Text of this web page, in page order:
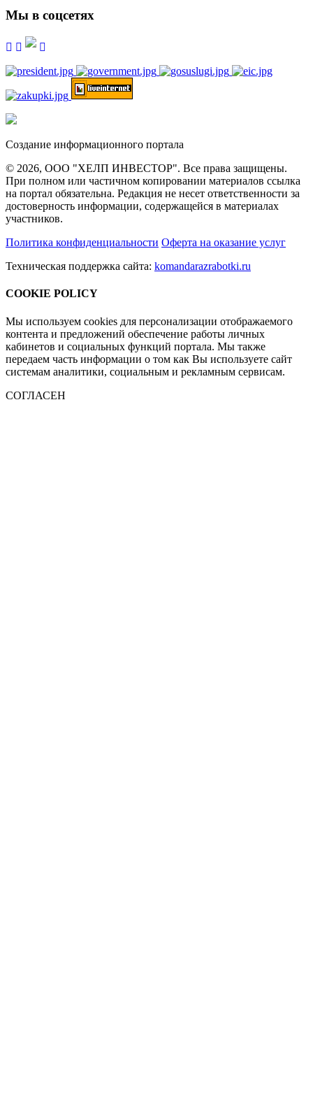
Мы в соцсетях
Создание информационного портала
© 2026, ООО "ХЕЛП ИНВЕСТОР". Все права защищены.
При полном или частичном копировании материалов ссылка
на портал обязательна. Редакция не несет ответственности за
достоверность информации, содержащейся в материалах
участников.
Политика конфиденциальности Оферта на оказание услуг
Техническая поддержка сайта: komandarazrabotki.ru
COOKIE POLICY
Мы используем cookies для персонализации отображаемого
контента и предложений обеспечение работы личных
кабинетов и социальных функций портала. Мы также
передаем часть информации о том как Вы используете сайт
системам аналитики, социальным и рекламным сервисам.
СОГЛАСЕН